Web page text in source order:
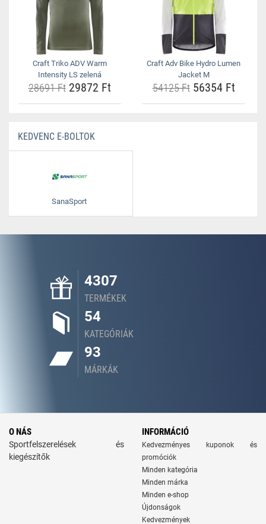
Craft Triko ADV Warm
Intensity LS zelená
28691 Ft29872 Ft
Craft Adv Bike Hydro Lumen
Jacket M
54125 Ft56354 Ft
KEDVENC E-BOLTOK
SanaSport
4307
TERMÉKEK
54
KATEGÓRIÁK
93
MÁRKÁK
O NÁS
Sportfelszerelések és
kiegészítők
INFORMÁCIÓ
Kedvezményes kuponok és
promóciók
Minden kategória
Minden márka
Minden e-shop
Újdonságok
Kedvezmények